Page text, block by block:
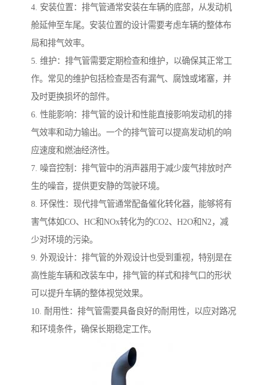
4. 安装位置：排气管通常安装在车辆的底部，从发动机
舱延伸至车尾。安装位置的设计需要考虑车辆的整体布
局和排气效率。
5. 维护：排气管需要定期检查和维护，以确保其正常工
作。常见的维护包括检查是否有漏气、腐蚀或堵塞，并
及时更换损坏的部件。
6. 性能影响：排气管的设计和性能直接影响发动机的排
气效率和动力输出。一个的排气管可以提高发动机的响
应速度和燃油经济性。
7. 噪音控制：排气管中的消声器用于减少废气排放时产
生的噪音，提供更安静的驾驶环境。
8. 环保性：现代排气管通常配备催化转化器，能够将有
害气体如CO、HC和NOx转化为的CO2、H2O和N2，减
少对环境的污染。
9. 外观设计：排气管的外观设计也受到重视，特别是在
高性能车辆和改装车中，排气管的样式和排气口的形状
可以提升车辆的整体视觉效果。
10. 耐用性：排气管需要具备良好的耐用性，以应对路况
和环境条件，确保长期稳定工作。